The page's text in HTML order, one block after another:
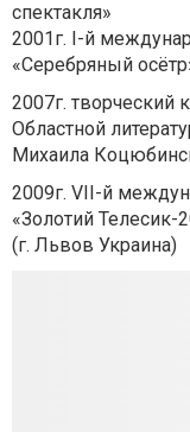
спектакля»
2001г. I-й
«Серебряный
2007г. творческий
Областной
Михаила
2009г. VII-й
«Золотий Телесик-
(г. Львов Украина)